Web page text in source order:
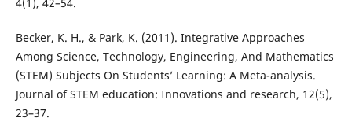
Becker, K. H., & Park, K. (2011). Integrative Approaches
Among Science, Technology, Engineering, And Mathematics
(STEM) Subjects On Students’ Learning: A Meta-analysis.
Journal of STEM education: Innovations and research, 12(5),
23–37.